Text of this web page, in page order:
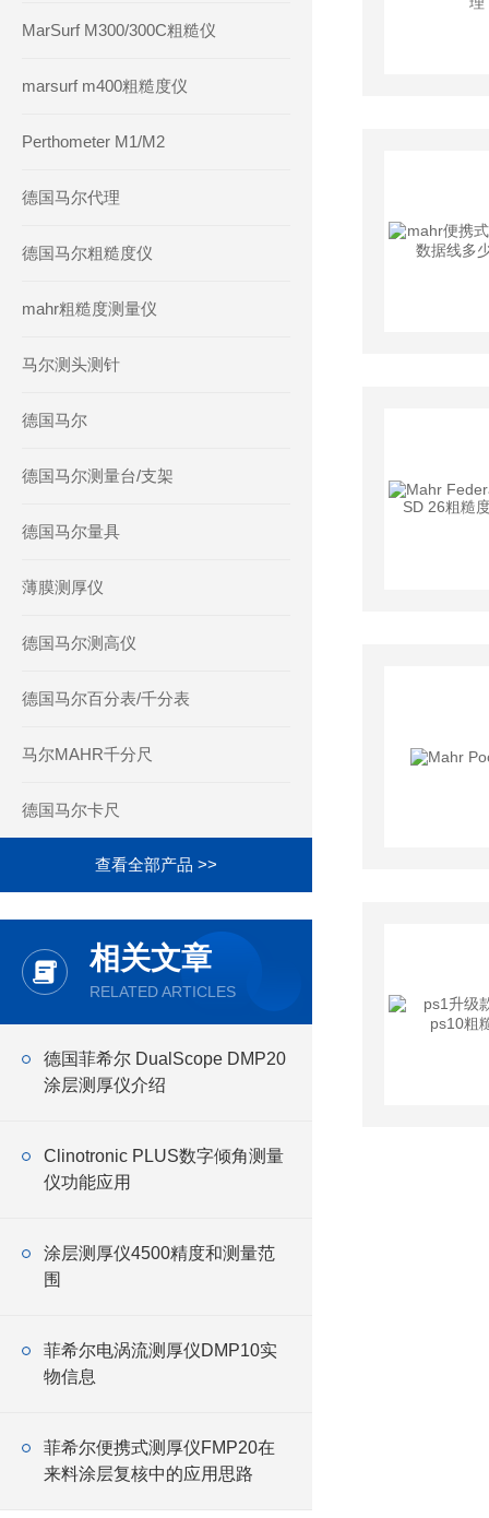
MarSurf M300/300C粗糙仪
marsurf m400粗糙度仪
Perthometer M1/M2
德国马尔代理
德国马尔粗糙度仪
mahr粗糙度测量仪
马尔测头测针
德国马尔
德国马尔测量台/支架
德国马尔量具
薄膜测厚仪
德国马尔测高仪
德国马尔百分表/千分表
马尔MAHR千分尺
德国马尔卡尺
查看全部产品 >>
相关文章
RELATED ARTICLES
德国菲希尔 DualScope DMP20
涂层测厚仪介绍
Clinotronic PLUS数字倾角测量
仪功能应用
涂层测厚仪4500精度和测量范
围
菲希尔电涡流测厚仪DMP10实
物信息
菲希尔便携式测厚仪FMP20在
来料涂层复核中的应用思路